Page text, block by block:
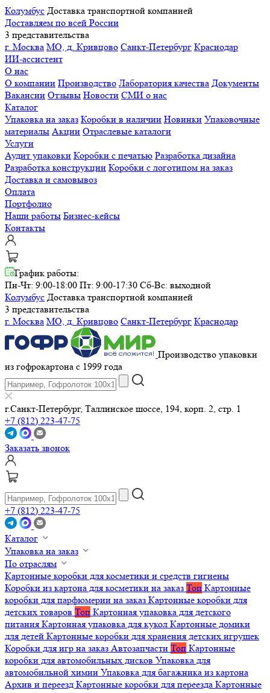
Колумбус Доставка транспортной компанией
Доставляем по всей России
3 представительства
г. Москва МО, д. Кривцово Санкт-Петербург Краснодар
ИИ-ассистент
О нас
О компании Производство Лаборатория качества Документы
Вакансии Отзывы Новости СМИ о нас
Каталог
Упаковка на заказ Коробки в наличии Новинки Упаковочные
материалы Акции Отраслевые каталоги
Услуги
Аудит упаковки Коробки с печатью Разработка дизайна
Разработка конструкции Коробки с логотипом на заказ
Доставка и самовывоз
Оплата
Портфолио
Наши работы Бизнес-кейсы
Контакты
График работы:
Пн-Чт: 9:00-18:00 Пт: 9:00-17:30 Сб-Вс: выходной
Колумбус Доставка транспортной компанией
3 представительства
г. Москва МО, д. Кривцово Санкт-Петербург Краснодар
Производство упаковки
из гофрокартона с 1999 года
г.Санкт-Петербург, Таллинское шоссе, 194, корп. 2, стр. 1
+7 (812) 223-47-75
Заказать звонок
+7 (812) 223-47-75
Каталог
Упаковка на заказ
По отраслям
Картонные коробки для косметики и средств гигиены
Коробки из картона для косметики на заказ Топ Картонные
коробки для парфюмерии на заказ Картонные коробки для
детских товаров Топ Картонная упаковка для детского
питания Картонная упаковка для кукол Картонные домики
для детей Картонные коробки для хранения детских игрушек
Коробки для игр на заказ Автозапчасти Топ Картонные
коробки для автомобильных дисков Упаковка для
автомобильной химии Упаковка для багажника из картона
Архив и переезд Картонные коробки для переезда Картонные